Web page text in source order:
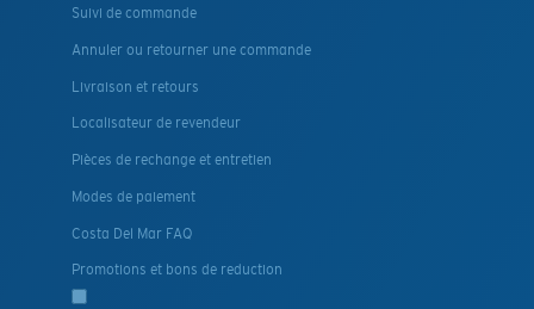
Suivi de commande
Annuler ou retourner une commande
Livraison et retours
Localisateur de revendeur
Pièces de rechange et entretien
Modes de paiement
Costa Del Mar FAQ
Promotions et bons de reduction